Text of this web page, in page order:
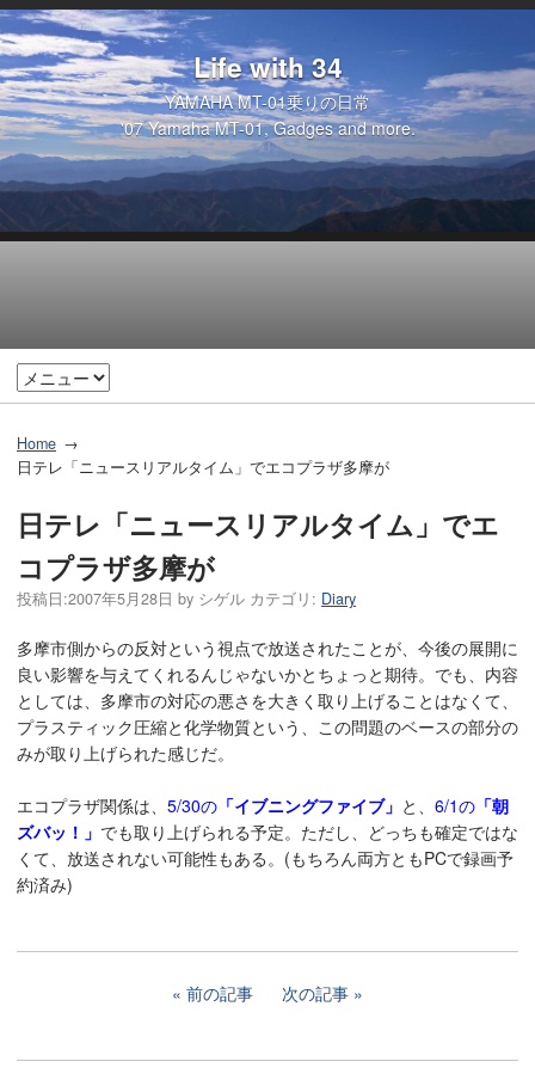
Life with 34
YAMAHA MT-01乗りの日常
'07 Yamaha MT-01, Gadges and more.
Home
日テレ「ニュースリアルタイム」でエコプラザ多摩が
日テレ「ニュースリアルタイム」でエ
コプラザ多摩が
投稿日:2007年5月28日 by シゲル カテゴリ: Diary
多摩市側からの反対という視点で放送されたことが、今後の展開に
良い影響を与えてくれるんじゃないかとちょっと期待。でも、内容
としては、多摩市の対応の悪さを大きく取り上げることはなくて、
プラスティック圧縮と化学物質という、この問題のベースの部分の
みが取り上げられた感じだ。
エコプラザ関係は、 5/30の 「イブニングファイブ」 と、 6/1の 「朝
ズバッ！」 でも取り上げられる予定。ただし、どっちも確定ではな
くて、放送されない可能性もある。(もちろん両方ともPCで録画予
約済み)
前の記事 次の記事